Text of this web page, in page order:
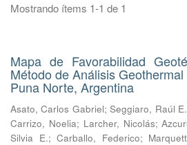
Mostrando ítems 1-1 de 1
Mapa de Favorabilidad
Método de Análisis
Puna Norte, Argentina
Asato, Carlos Gabriel;Seggiaro, Raúl E.
Carrizo, Noelia; Larcher, Nicolás;
Silvia E.;Carballo, Federico;